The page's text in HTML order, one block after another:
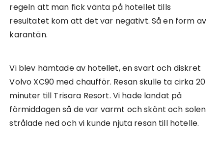
regeln att man fick vänta på hotellet tills
resultatet kom att det var negativt. Så en form av
karantän.
Vi blev hämtade av hotellet, en svart och diskret
Volvo XC90 med chaufför. Resan skulle ta cirka 20
minuter till Trisara Resort. Vi hade landat på
förmiddagen så de var varmt och skönt och solen
strålade ned och vi kunde njuta resan till hotelle.